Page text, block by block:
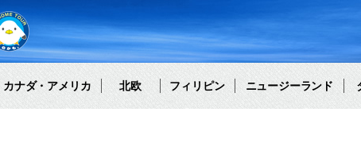
カナダ・アメリカ 北欧 フィリピン ニュージーランド